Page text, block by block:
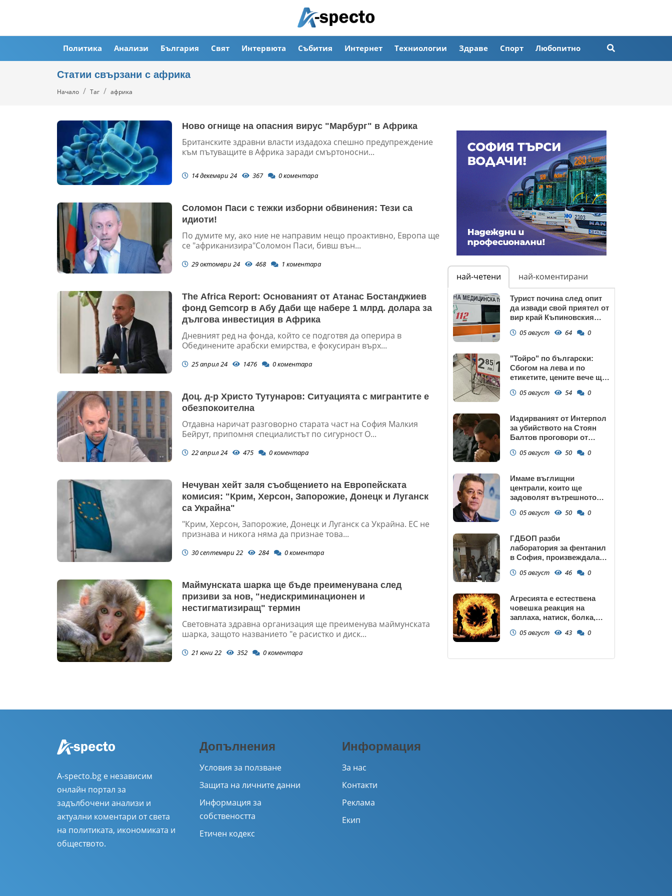
Политика Анализи България Свят Интервюта Събития Интернет Техниологии Здраве Спорт Любопитно
Статии свързани с африка
Начало Таг африка
Ново огнище на опасния вирус "Марбург" в Африка
Британските здравни власти издадоха спешно предупреждение
към пътуващите в Африка заради смъртоносни...
14 декември 24 367 0коментара
Соломон Паси с тежки изборни обвинения: Тези са
идиоти!
По думите му, ако ние не направим нещо проактивно, Европа ще
се "африканизира"Соломон Паси, бивш вън...
29 октомври 24 468 1 коментара
The ​​Africa Report: Основаният от Атанас Бостанджиев
фонд Gemcorp в Абу Даби ще набере 1 млрд. долара за
дългова инвестиция в Африка
Дневният ред на фонда, който се подготвя да оперира в
Обединените арабски емирства, е фокусиран върх...
25 април 24 1476 0коментара
Доц. д-р Христо Тутунаров: Ситуацията с мигрантите е
обезпокоителна
Отдавна наричат разговорно старата част на София Малкия
Бейрут, припомня специалистът по сигурност О...
22 април 24 475 0коментара
Нечуван хейт заля съобщението на Европейската
комисия: "Крим, Херсон, Запорожие, Донецк и Луганск
са Украйна"
"Крим, Херсон, Запорожие, Донецк и Луганск са Украйна. ЕС не
признава и никога няма да признае това...
30 септември 22 284 0коментара
Маймунската шарка ще бъде преименувана след
призиви за нов, "недискриминационен и
нестигматизиращ" термин
Световната здравна организация ще преименува маймунската
шарка, защото названието "е расистко и диск...
21 юни 22 352 0коментара
най-четени най-коментирани
Турист почина след опит
да извади свой приятел от
вир край Къпиновския
05 август 64 0
"Тойро" по български:
Сбогом на лева и по
етикетите, цените вече ще
05 август 54 0
Издирваният от Интерпол
за убийството на Стоян
Балтов проговори от
05 август 50 0
Имаме въглищни
централи, които ще
задоволят вътрешното
05 август 50 0
ГДБОП разби
лаборатория за фентанил
в София, произвеждала
(снимки)
05 август 46 0
Агресията е естествена
човешка реакция на
заплаха, натиск, болка,
граници или пречка за
05 август 43 0
A-specto.bg е независим
онлайн портал за
задълбочени анализи и
актуални коментари от света
на политиката, икономиката и
обществото.
Допълнения
Условия за ползване
Защита на личните данни
Информация за
собствеността
Етичен кодекс
Информация
За нас
Контакти
Реклама
Екип